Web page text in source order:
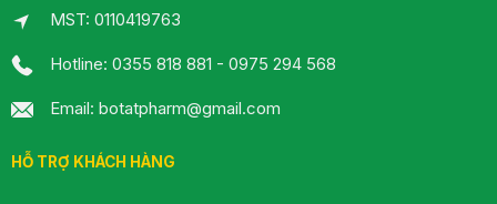
MST: 0110419763
Hotline: 0355 818 881 - 0975 294 568
Email: botatpharm@gmail.com
HỖ TRỢ KHÁCH HÀNG